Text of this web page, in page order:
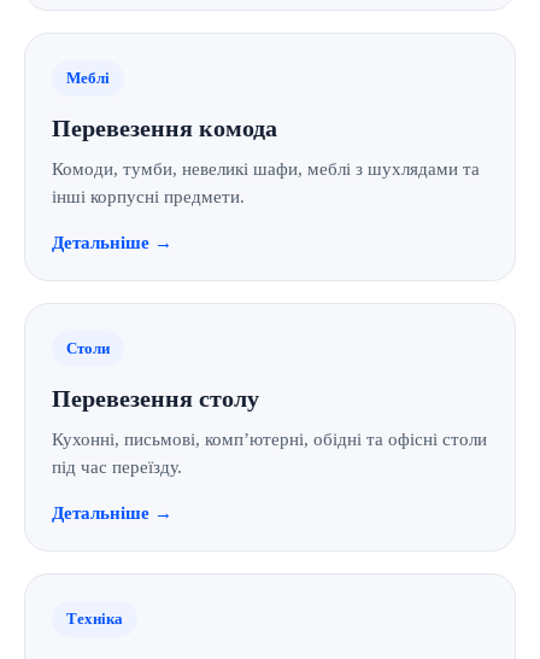
Меблі
Перевезення комода
Комоди, тумби, невеликі шафи, меблі з шухлядами та
інші корпусні предмети.
Детальніше →
Столи
Перевезення столу
Кухонні, письмові, комп’ютерні, обідні та офісні столи
під час переїзду.
Детальніше →
Техніка